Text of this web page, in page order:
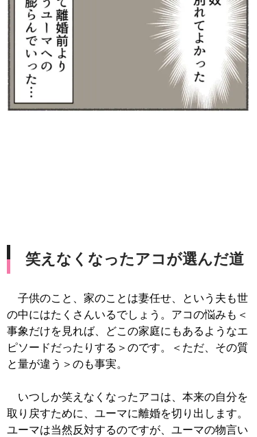
笑えなくなったアコが選んだ道
子供のこと、家のことは妻任せ、という夫も世
の中にはたくさんいるでしょう。アコの悩みも＜
事象だけを見れば、どこの家庭にもあるようなエ
ピソードだったりする＞のです。＜ただ、その質
と量が違う＞のも事実。
いつしか笑えなくなったアコは、本来の自分を
取り戻すために、ユーマに離婚を切り出します。
ユーマは当然反対するのですが、ユーマの物言い